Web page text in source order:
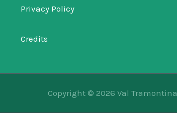
Privacy Policy
Credits
Copyright © 2026 Val Tramontina